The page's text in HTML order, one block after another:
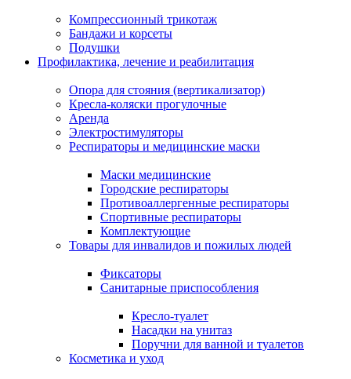
Компрессионный трикотаж
Бандажи и корсеты
Подушки
Профилактика, лечение и реабилитация
Опора для стояния (вертикализатор)
Кресла-коляски прогулочные
Аренда
Электростимуляторы
Респираторы и медицинские маски
Маски медицинские
Городские респираторы
Противоаллергенные респираторы
Спортивные респираторы
Комплектующие
Товары для инвалидов и пожилых людей
Фиксаторы
Санитарные приспособления
Кресло-туалет
Насадки на унитаз
Поручни для ванной и туалетов
Косметика и уход